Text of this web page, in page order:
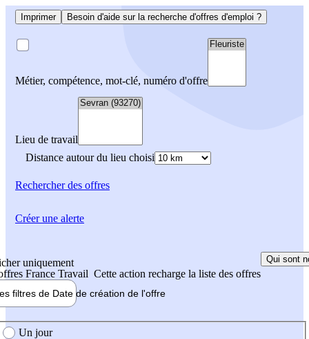
Imprimer Besoin d'aide sur la recherche d'offres d'emploi ?
Métier, compétence, mot-clé, numéro d'offre
Lieu de travail
Distance autour du lieu choisi
Rechercherdes offres
uniquement
France Travail Cette action recharge la liste des offres
Qui sont
filtres de Date de création de l'offre
création de l'offre
Un jour
Créer une alerte